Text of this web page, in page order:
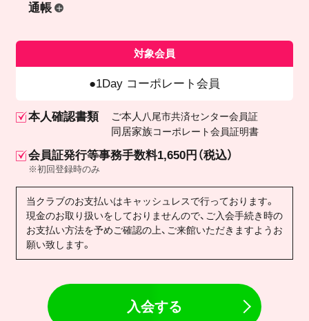
通帳
対象会員
1Day コーポレート会員
本人確認書類 ご本人 八尾市共済センター会員証
同居家族コーポレート会員証明書
会員証発行等事務手数料1,650円（税込）
※初回登録時のみ
当クラブのお支払いはキャッシュレスで行っております。
現金のお取り扱いをしておりませんので、ご入会手続き時の
お支払い方法を予めご確認の上、ご来館いただきますようお
願い致します。
入会する